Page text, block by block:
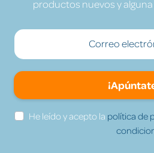
productos nuevos y
He leído y acepto la política de